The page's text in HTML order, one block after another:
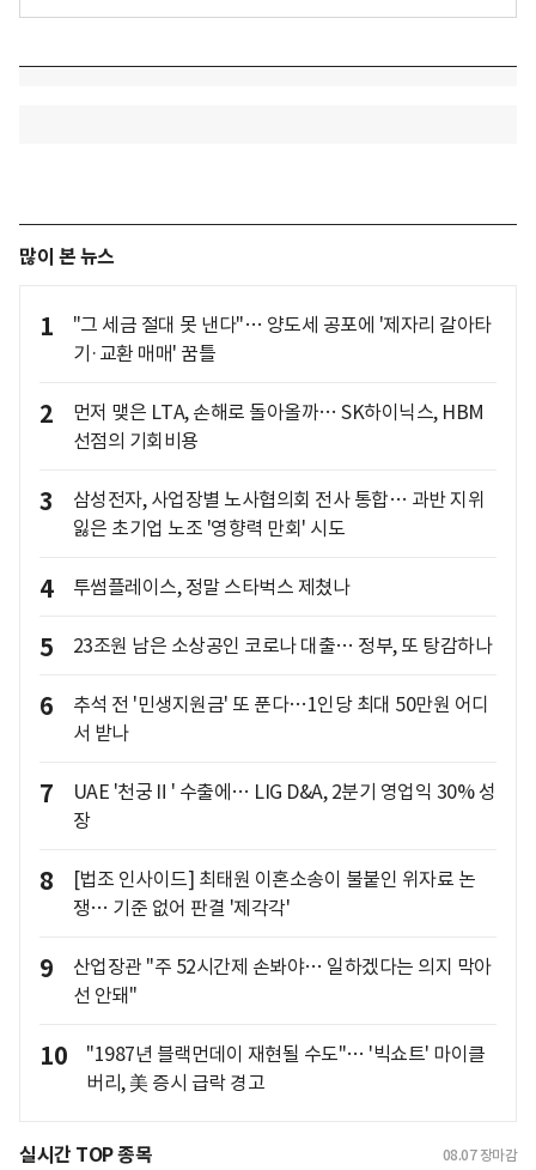
많이 본 뉴스
1
"그 세금 절대 못 낸다"… 양도세 공포에 '제자리 갈아타
기·교환 매매' 꿈틀
2
먼저 맺은 LTA, 손해로 돌아올까… SK하이닉스, HBM
선점의 기회비용
3
삼성전자, 사업장별 노사협의회 전사 통합… 과반 지위
잃은 초기업 노조 '영향력 만회' 시도
4 투썸플레이스, 정말 스타벅스 제쳤나
5 23조원 남은 소상공인 코로나 대출… 정부, 또 탕감하나
6
추석 전 '민생지원금' 또 푼다…1인당 최대 50만원 어디
서 받나
7
UAE '천궁Ⅱ' 수출에… LIG D&A, 2분기 영업익 30% 성
장
8
[법조 인사이드] 최태원 이혼소송이 불붙인 위자료 논
쟁… 기준 없어 판결 '제각각'
9
산업장관 "주 52시간제 손봐야… 일하겠다는 의지 막아
선 안돼"
10
"1987년 블랙먼데이 재현될 수도"… '빅쇼트' 마이클
버리, 美 증시 급락 경고
실시간 TOP 종목 08.07 장마감